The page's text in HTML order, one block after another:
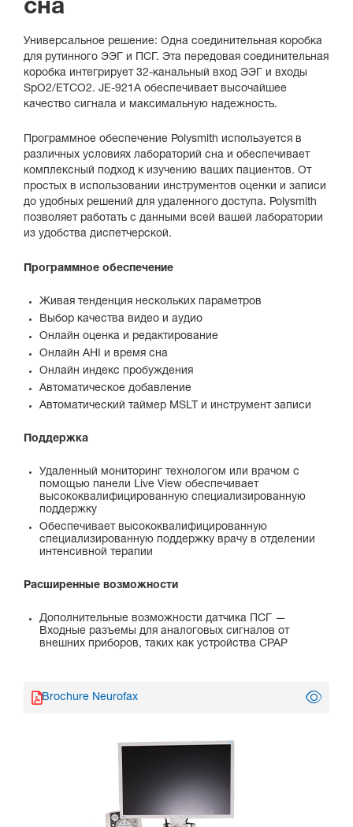
сна
Универсальное решение: Одна соединительная коробка
для рутинного ЭЭГ и ПСГ. Эта передовая соединительная
коробка интегрирует 32-канальный вход ЭЭГ и входы
SpO2/ETCO2. JE-921A обеспечивает высочайшее
качество сигнала и максимальную надежность.
Программное обеспечение Polysmith используется в
различных условиях лабораторий сна и обеспечивает
комплексный подход к изучению ваших пациентов. От
простых в использовании инструментов оценки и записи
до удобных решений для удаленного доступа. Polysmith
позволяет работать с данными всей вашей лаборатории
из удобства диспетчерской.
Программное обеспечение
Живая тенденция нескольких параметров
Выбор качества видео и аудио
Онлайн оценка и редактирование
Онлайн AHI и время сна
Онлайн индекс пробуждения
Автоматическое добавление
Автоматический таймер MSLT и инструмент записи
Поддержка
Удаленный мониторинг технологом или врачом с
помощью панели Live View обеспечивает
высококвалифицированную специализированную
поддержку
Обеспечивает высококвалифицированную
специализированную поддержку врачу в отделении
интенсивной терапии
Расширенные возможности
Дополнительные возможности датчика ПСГ —
Входные разъемы для аналоговых сигналов от
внешних приборов, таких как устройства CPAP
Brochure Neurofax